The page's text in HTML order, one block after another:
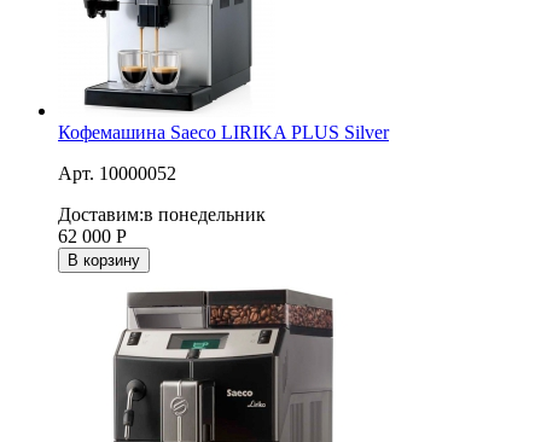
Кофемашина Saeco LIRIKA PLUS Silver
Арт. 10000052
Доставим:в понедельник
62 000 Р
В корзину